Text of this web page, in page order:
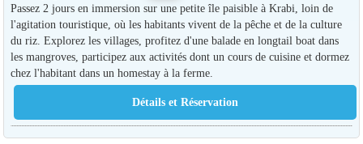
Passez 2 jours en immersion sur une petite île paisible à Krabi, loin de
l'agitation touristique, où les habitants vivent de la pêche et de la culture
du riz. Explorez les villages, profitez d'une balade en longtail boat dans
les mangroves, participez aux activités dont un cours de cuisine et dormez
chez l'habitant dans un homestay à la ferme.